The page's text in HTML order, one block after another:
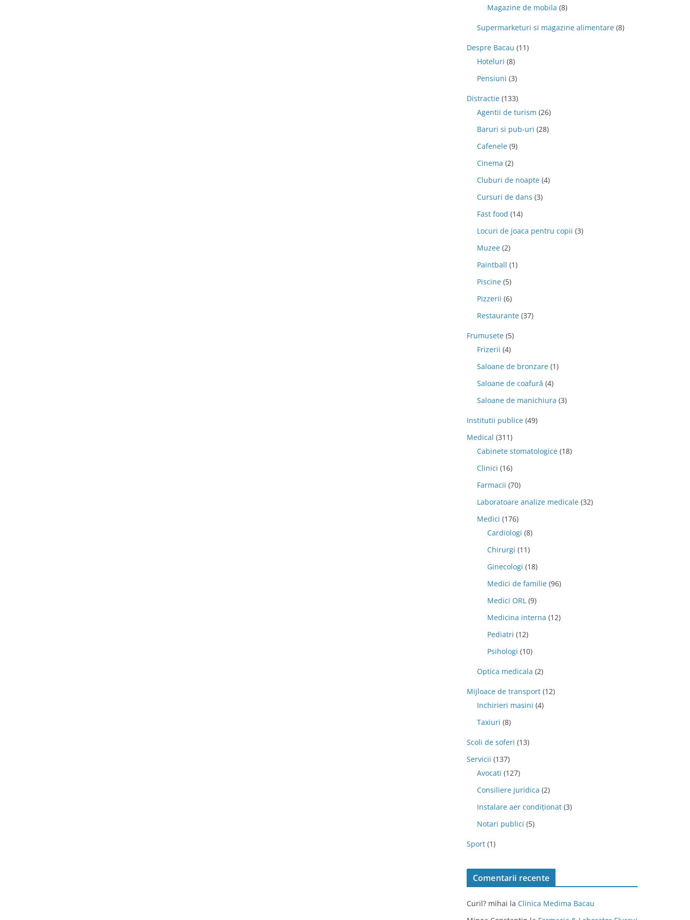
Magazine de mobila (8)
Supermarketuri si magazine alimentare (8)
Despre Bacau (11)
Hoteluri (8)
Pensiuni (3)
Distractie (133)
Agentii de turism (26)
Baruri si pub-uri (28)
Cafenele (9)
Cinema (2)
Cluburi de noapte (4)
Cursuri de dans (3)
Fast food (14)
Locuri de joaca pentru copii (3)
Muzee (2)
Paintball (1)
Piscine (5)
Pizzerii (6)
Restaurante (37)
Frumusete (5)
Frizerii (4)
Saloane de bronzare (1)
Saloane de coafură (4)
Saloane de manichiura (3)
Institutii publice (49)
Medical (311)
Cabinete stomatologice (18)
Clinici (16)
Farmacii (70)
Laboratoare analize medicale (32)
Medici (176)
Cardiologi (8)
Chirurgi (11)
Ginecologi (18)
Medici de familie (96)
Medici ORL (9)
Medicina interna (12)
Pediatri (12)
Psihologi (10)
Optica medicala (2)
Mijloace de transport (12)
Inchirieri masini (4)
Taxiuri (8)
Scoli de soferi (13)
Servicii (137)
Avocati (127)
Consiliere juridica (2)
Instalare aer condiționat (3)
Notari publici (5)
Sport (1)
Comentarii recente
Curil? mihai la Clinica Medima Bacau